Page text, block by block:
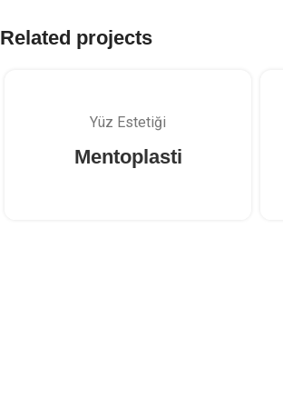
Related projects
Yüz Estetiği
Mentoplasti